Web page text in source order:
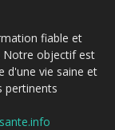
fiable et
Notre objectif est
d'une vie saine et
pertinents